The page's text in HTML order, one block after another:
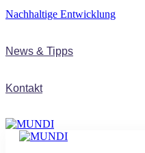
Nachhaltige Entwicklung
News & Tipps
Kontakt